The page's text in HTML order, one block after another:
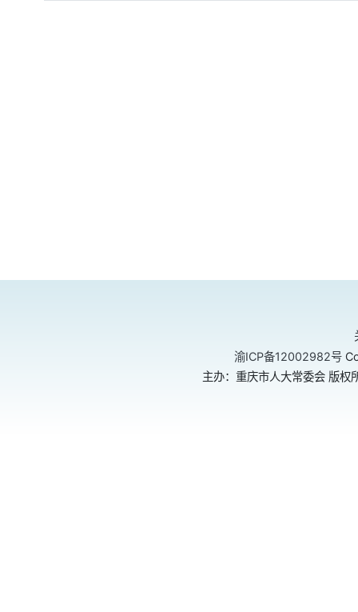
渝ICP备12002982号
主办：重庆市人大常委会 版